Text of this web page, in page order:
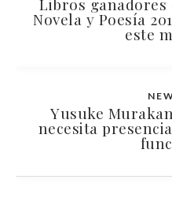
Novela y Poesía
este
Yusuke
necesita